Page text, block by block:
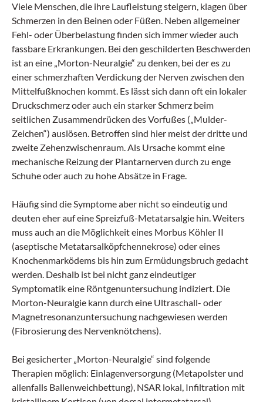
Viele Menschen, die ihre Lauf­leistung steigern, klagen über
Schmerzen in den Beinen oder Füßen. Neben allgemeiner
Fehl- oder Überbelastung finden sich immer wieder auch
fassbare Erkrankungen. Bei den geschilderten Beschwerden
ist an eine „Morton-Neuralgie“ zu denken, bei der es zu
einer schmerzhaften Verdickung der Nerven zwischen den
Mittelfußknochen kommt. Es lässt sich dann oft ein lokaler
Druckschmerz oder auch ein starker Schmerz beim
seitlichen Zusammendrücken des Vorfußes („Mulder-
Zeichen“) auslösen. Betroffen sind hier meist der dritte und
zweite Zehenzwischenraum. Als Ursache kommt eine
mechanische Reizung der Plantarnerven durch zu enge
Schuhe oder auch zu hohe Absätze in Frage.
Häufig sind die Symptome aber nicht so eindeutig und
deuten eher auf eine Spreizfuß-Metatarsalgie hin. Weiters
muss auch an die Möglichkeit eines Morbus Köhler II
(aseptische Metatarsalköpfchennekrose) oder eines
Knochenmark­ödems bis hin zum Ermüdungsbruch gedacht
werden. Deshalb ist bei nicht ganz eindeutiger
Symptomatik eine Röntgenuntersuchung indiziert. Die
Morton-Neuralgie kann durch eine Ultraschall- oder
Magnetresonanzuntersuchung nachgewiesen werden
(Fibrosierung des Nervenknötchens).
Bei gesicherter „Morton-Neuralgie“ sind folgende
Therapien möglich: Einlagenversorgung (Metapolster und
allenfalls Ballenweichbettung), NSAR lokal, Infiltration mit